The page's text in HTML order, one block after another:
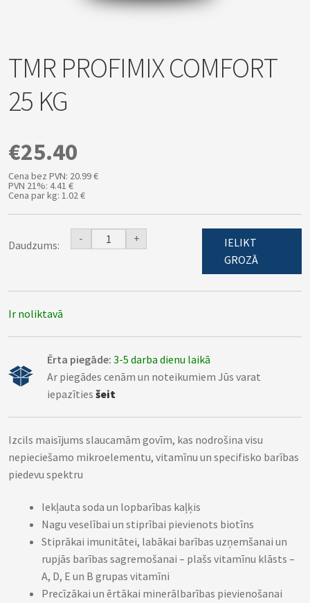
TMR PROFIMIX COMFORT
25 KG
€25.40
Cena bez PVN: 20.99 €
PVN 21%: 4.41 €
Cena par kg: 1.02 €
Daudzums: - +
IELIKT
GROZĀ
Ir noliktavā
Ērta piegāde: 3-5 darba dienu laikā
Ar piegādes cenām un noteikumiem Jūs varat
iepazīties šeit
Izcils maisījums slaucamām govīm, kas nodrošina visu
nepieciešamo mikroelementu, vitamīnu un specifisko barības
piedevu spektru
Iekļauta soda un lopbarības kaļķis
Nagu veselībai un stiprībai pievienots biotīns
Stiprākai imunitātei, labākai barības uzņemšanai un
rupjās barības sagremošanai – plašs vitamīnu klāsts –
A, D, E un B grupas vitamīni
Precīzākai un ērtākai minerālbarības pievienošanai